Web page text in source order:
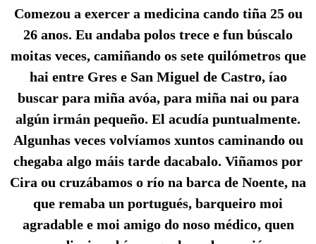
Comezou a exercer a medicina cando tiña 25 ou
26 anos. Eu andaba polos trece e fun búscalo
moitas veces, camiñando os sete quilómetros que
hai entre Gres e San Miguel de Castro, íao
buscar para miña avóa, para miña nai ou para
algún irmán pequeño. El acudía puntualmente.
Algunhas veces volvíamos xuntos caminando ou
chegaba algo máis tarde dacabalo. Viñamos por
Cira ou cruzábamos o río na barca de Noente, na
que remaba un portugués, barqueiro moi
agradable e moi amigo do noso médico, quen